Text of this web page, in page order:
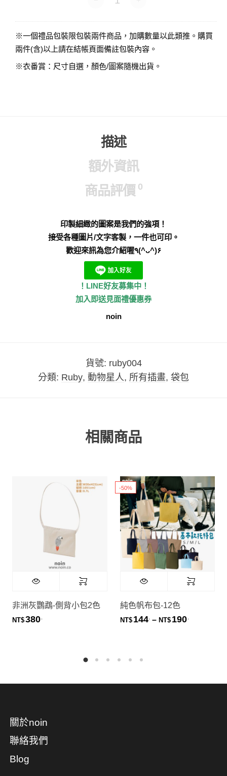
※一個禮品包裝限包裝兩件商品，加購數量以此類推。購買
兩件(含)以上請在結帳頁面備註包裝內容。
※衣番賞：尺寸自選，顏色/圖案隨機出貨。
描述
額外資訊
商品評價 0
印製細緻的圖案是我們的強項！
接受各種圖片/文字客製，一件也可印。
歡迎來訊為您介紹喔٩(^ᴗ^)۶
！LINE好友募集中！
加入即送見面禮優惠券
noin
貨號: ruby004
分類: Ruby, 動物星人, 所有插畫, 袋包
相關商品
非洲灰鸚鵡-側背小包2色
NT$380
-50%
純色帆布包-12色
NT$ 144 – NT$ 190
關於noin
聯絡我們
Blog